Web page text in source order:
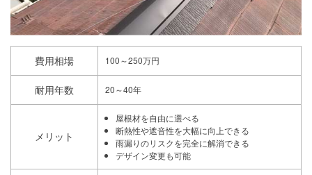
費用相場 100～250万円
耐用年数 20～40年
メリット
屋根材を自由に選べる
断熱性や遮音性を大幅に向上できる
雨漏りのリスクを完全に解消できる
デザイン変更も可能